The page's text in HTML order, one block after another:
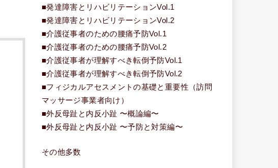
■発達障害とリハビリテーションVol.1
■発達障害とリハビリテーションVol.2
■介護従事者のための腰痛予防Vol.1
■介護従事者のための腰痛予防Vol.2
■介護従事者が理解すべき転倒予防Vol.1
■介護従事者が理解すべき転倒予防Vol.2
■フィジカルアセスメントの基礎と重要性（訪問
マッサージ事業者向け）
■外反母趾と内反小趾 〜概論編〜
■外反母趾と内反小趾 〜予防と対策編〜
その他多数